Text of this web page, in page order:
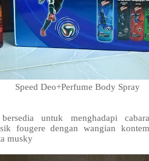
Speed Deo+Perfume Body Spray
untuk menghadapi
fougere dengan wangian
musky